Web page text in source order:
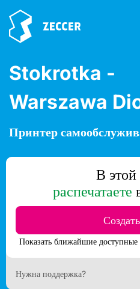
Stokrotka -
Warszawa
Принтер
В этой
распечатаете
Нужна поддержка?